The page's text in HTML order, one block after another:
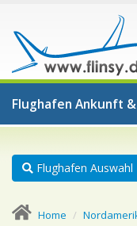
Flughafen Ankunft
Flughafen Auswahl
Home